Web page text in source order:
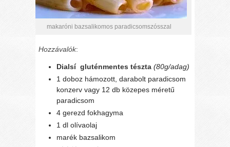
makaróni bazsalikomos paradicsomszósszal
Hozzávalók:
Dialsí gluténmentes tészta (80g/adag)
1 doboz hámozott, darabolt paradicsom
konzerv vagy 12 db közepes méretű
paradicsom
4 gerezd fokhagyma
1 dl olívaolaj
marék bazsalikom